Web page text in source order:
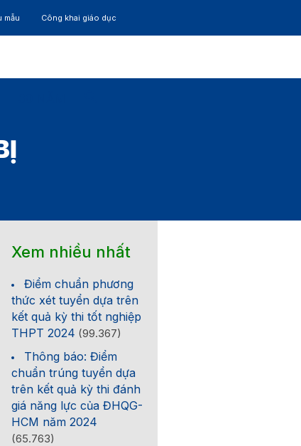
mẫu Công khai giáo dục
Xem nhiều nhất
Điểm chuẩn phương
thức xét tuyển dựa trên
kết quả kỳ thi tốt nghiệp
THPT 2024 (99.367)
Thông báo: Điểm
chuẩn trúng tuyển dựa
trên kết quả kỳ thi đánh
giá năng lực của ĐHQG-
HCM năm 2024
(65.763)